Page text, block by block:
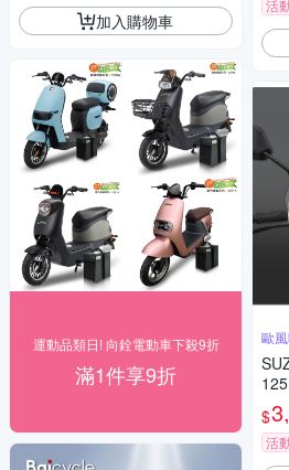
加入購物車
運動品類日! 向銓電動車下殺9折
滿1件享9折
活
歐
$
活